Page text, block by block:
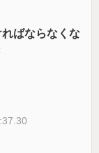
ばならなくな